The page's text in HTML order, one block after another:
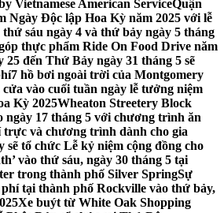
Vietnamese American ServiceQuận
Ngày Độc lập Hoa Kỳ năm 2025 với lễ
sáu ngày 4 và thứ bảy ngày 5 tháng
thực phẩm Ride On Food Drive năm
đến Thứ Bảy ngày 31 tháng 5 sẽ
7 hồ bơi ngoài trời của Montgomery
vào cuối tuần ngày lễ tưởng niệm
Kỳ 2025Wheaton Streetery Block
ngày 17 tháng 5 với chương trình ăn
và chương trình dành cho gia
sẽ tổ chức Lễ kỷ niệm cộng đồng cho
vào thứ sáu, ngày 30 tháng 5 tại
trong thành phố Silver SpringSự
phí tại thành phố Rockville vào thứ bảy,
Xe buýt từ White Oak Shopping